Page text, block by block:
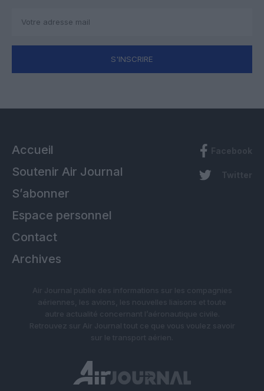
S'INSCRIRE
Accueil
Soutenir Air Journal
S’abonner
Espace personnel
Contact
Archives